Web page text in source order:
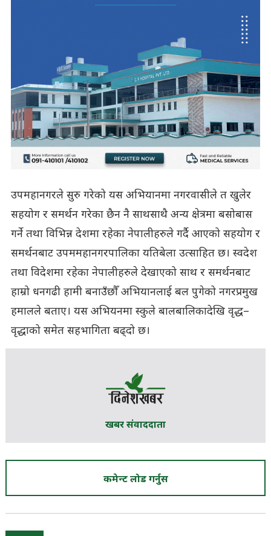
उपमहानगरले सुरु गरेको यस अभियानमा नगरवासीले त खुलेर
सहयोग र समर्थन गरेका छैन नै साथसाथै अन्य क्षेत्रमा बसोबास
गर्ने तथा विभिन्न देशमा रहेका नेपालीहरुले गर्दै आएको सहयोग र
समर्थनबाट उपममहानगरपालिका यतिबेला उत्साहित छ। स्वदेश
तथा विदेशमा रहेका नेपालीहरुले देखाएको साथ र समर्थनबाट
हाम्रो धनगढी हामी बनाउँछौँ अभियानलाई बल पुगेको नगरप्रमुख
हमालले बताए। यस अभियनमा स्कुले बालबालिकादेखि वृद्ध–
वृद्धाको समेत सहभागिता बढ्दो छ।
खबर संवाददाता
कमेन्ट लोड गर्नुस